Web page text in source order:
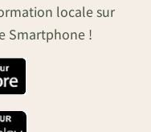
locale sur
Smartphone !